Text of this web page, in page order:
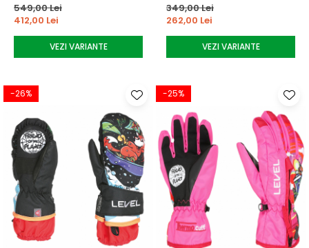
549,00 Lei
412,00 Lei
VEZI VARIANTE
349,00 Lei
262,00 Lei
VEZI VARIANTE
-26% -25%